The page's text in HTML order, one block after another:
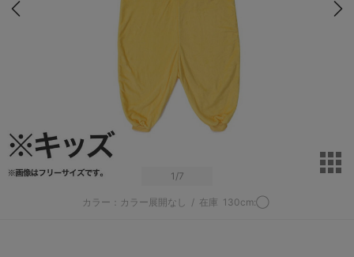
1 /7
カラー：カラー展開なし / 在庫 130cm:◯